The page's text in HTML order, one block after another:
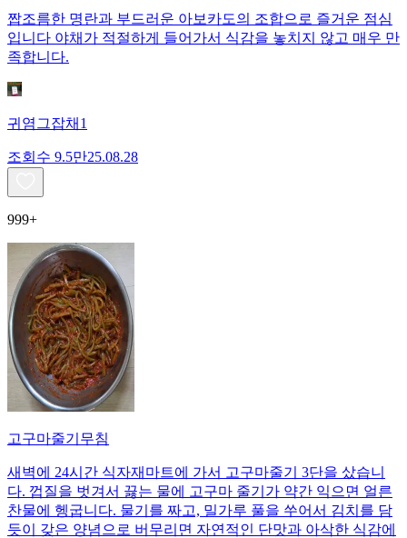
짭조름한 명란과 부드러운 아보카도의 조합으로 즐거운 점심
입니다 야채가 적절하게 들어가서 식감을 놓치지 않고 매우 만
족합니다.
귀염그잡채1
조회수 9.5만25.08.28
999+
고구마줄기무침
새벽에 24시간 식자재마트에 가서 고구마줄기 3단을 샀습니
다. 껍질을 벗겨서 끓는 물에 고구마 줄기가 약간 익으면 얼른
찬물에 헹굽니다. 물기를 짜고, 밀가루 풀을 쑤어서 김치를 담
듯이 갖은 양념으로 버무리면 자연적인 단맛과 아삭한 식감에